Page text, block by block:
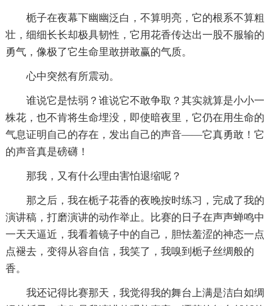
栀子在夜幕下幽幽泛白，不算明亮，它的根系不算粗
壮，细细长长却极具韧性，它用花香传达出一股不服输的
勇气，像极了它生命里敢拼敢赢的气质。
心中突然有所震动。
谁说它是怯弱？谁说它不敢争取？其实就算是小小一
株花，也不肯将生命埋没，即使暗夜里，它仍在用生命的
气息证明自己的存在，发出自己的声音——它真勇敢！它
的声音真是磅礴！
那我，又有什么理由害怕退缩呢？
那之后，我在栀子花香的夜晚按时练习，完成了我的
演讲稿，打磨演讲的动作举止。比赛的日子在声声蝉鸣中
一天天逼近，我看着镜子中的自己，胆怯羞涩的神态一点
点褪去，变得从容自信，我笑了，我嗅到栀子丝绸般的
香。
我还记得比赛那天，我觉得我的舞台上满是洁白如绸